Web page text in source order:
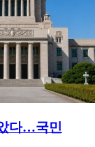
다…국민